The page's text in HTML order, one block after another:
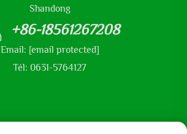
Shandong
+86-18561267208
Email: [email protected]
Tél: 0631-5764127